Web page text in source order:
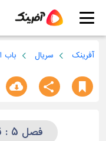
آفرینک سریال باب
فصل 5 : قسمت بیست و ششم